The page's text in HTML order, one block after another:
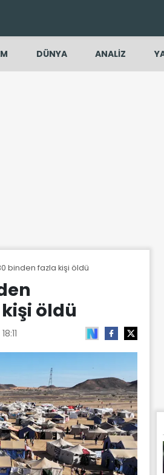
DÜNYA ANALİZ
binden fazla kişi öldü
öldü